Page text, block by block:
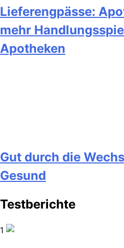
Lieferengpässe:
mehr
Apotheken
Gut durch die
Gesund
Testberichte
1